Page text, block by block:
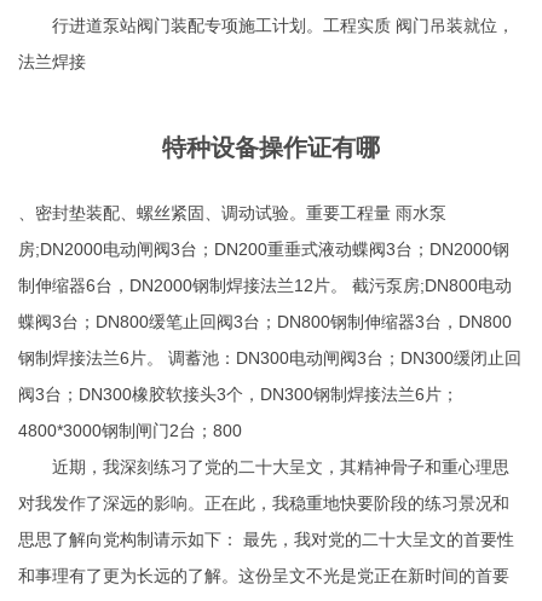
行进道泵站阀门装配专项施工计划。工程实质 阀门吊装就位，
法兰焊接
特种设备操作证有哪
、密封垫装配、螺丝紧固、调动试验。重要工程量 雨水泵
房;DN2000电动闸阀3台；DN200重垂式液动蝶阀3台；DN2000钢
制伸缩器6台，DN2000钢制焊接法兰12片。 截污泵房;DN800电动
蝶阀3台；DN800缓笔止回阀3台；DN800钢制伸缩器3台，DN800
钢制焊接法兰6片。 调蓄池：DN300电动闸阀3台；DN300缓闭止回
阀3台；DN300橡胶软接头3个，DN300钢制焊接法兰6片；
4800*3000钢制闸门2台；800
近期，我深刻练习了党的二十大呈文，其精神骨子和重心理思
对我发作了深远的影响。正在此，我稳重地快要阶段的练习景况和
思思了解向党构制请示如下： 最先，我对党的二十大呈文的首要性
和事理有了更为长远的了解。这份呈文不光是党正在新时间的首要